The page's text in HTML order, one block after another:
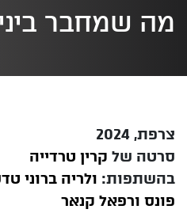
מה שמחבר
צרפת, 2024
סרטה של קרין טרדייה
בהשתפות: ולריה ברוני
פונס ורפאל קנאר